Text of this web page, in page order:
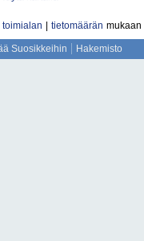
toimialan tietomäärän mukaan
Suosikkeihin Hakemisto